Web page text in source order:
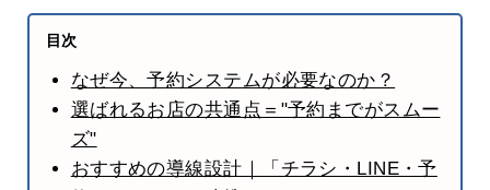
目次
なぜ今、予約システムが必要なのか？
選ばれるお店の共通点＝"予約までがスムー
ズ"
おすすめの導線設計｜「チラシ・LINE・予